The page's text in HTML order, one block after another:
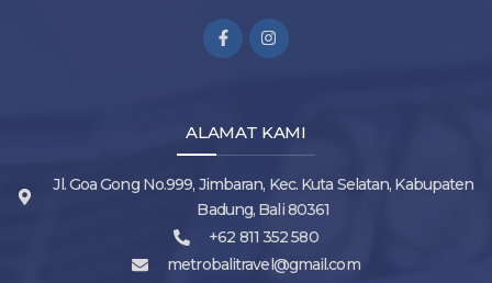
ALAMAT KAMI
Jl. Goa Gong No.999, Jimbaran, Kec. Kuta Selatan, Kabupaten
Badung, Bali 80361
+62 811 352 580
metrobalitravel@gmail.com